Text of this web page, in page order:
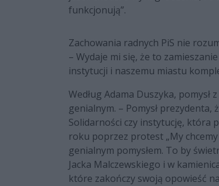
funkcjonują”.
Zachowania radnych PiS nie
– Wydaje mi się, że to
instytucji i naszemu miastu
Według Adama Duszyka, pomysł
genialnym. – Pomysł
Solidarności czy instytucję, która
roku poprzez protest „My
genialnym pomysłem. To by
Jacka Malczewskiego i w
które zakończy swoją opowieść